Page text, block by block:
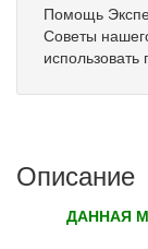
Помощь
Советы
Описание
ДАННАЯ